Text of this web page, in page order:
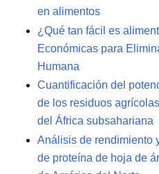
en alimentos
¿Qué tan fácil es
Económicas para
Humana
Cuantificación del
de los residuos
del África subsahariana
Análisis de rendimiento
de proteína de hoja de